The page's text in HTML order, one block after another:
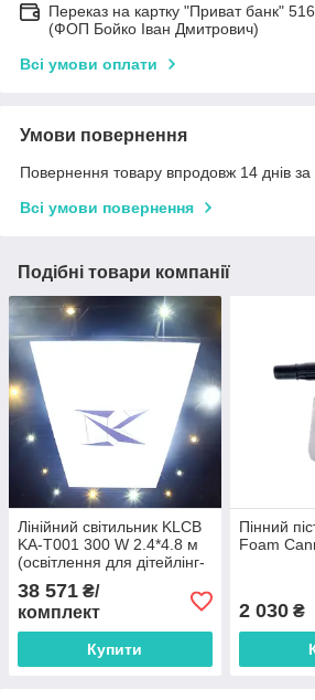
Переказ на картку "Приват банк"
(ФОП Бойко Іван Дмитрович)
Всі умови оплати
Умови повернення
Повернення товару впродовж 14 днів
Всі умови повернення
Подібні товари компанії
Лінійний світильник KLCB
KA-T001 300 W 2.4*4.8 м
(освітлення для дітейлінг-
центрів з ВАШИМ
логотипом)
38 571 ₴/
комплект
Купити
Пінний
Foam
2 030₴